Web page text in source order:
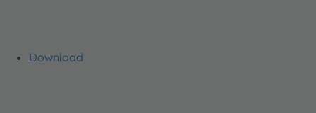
Download